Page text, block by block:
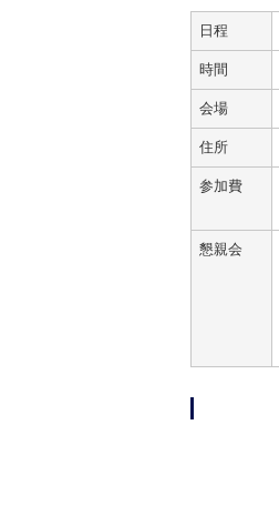
日程
時間
会場
住所
参加費
懇親会